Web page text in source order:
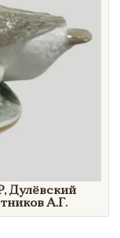
Дулёвский
А.Г.